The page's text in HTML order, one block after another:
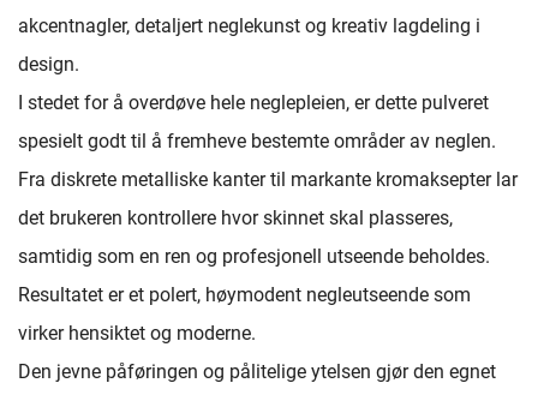
akcentnagler, detaljert neglekunst og kreativ lagdeling i
design.
I stedet for å overdøve hele neglepleien, er dette pulveret
spesielt godt til å fremheve bestemte områder av neglen.
Fra diskrete metalliske kanter til markante kromaksepter lar
det brukeren kontrollere hvor skinnet skal plasseres,
samtidig som en ren og profesjonell utseende beholdes.
Resultatet er et polert, høymodent negleutseende som
virker hensiktet og moderne.
Den jevne påføringen og pålitelige ytelsen gjør den egnet